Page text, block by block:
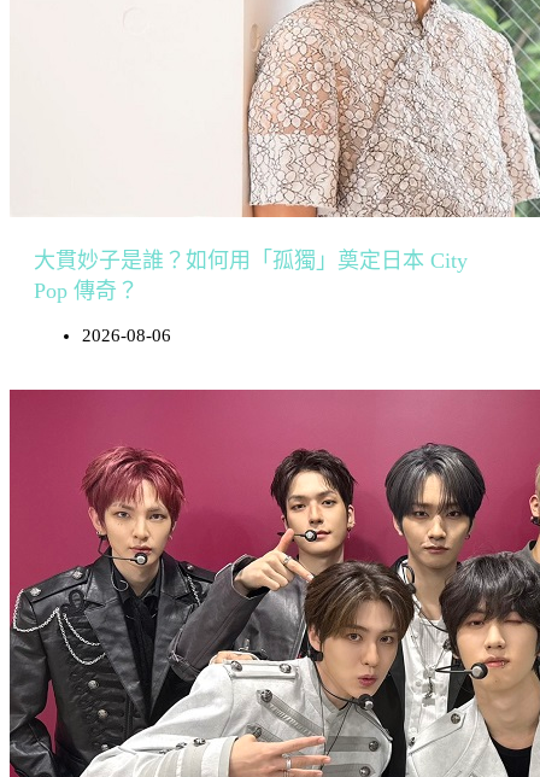
大貫妙子是誰？如何用「孤獨」奠定日本 City
Pop 傳奇？
2026-08-06